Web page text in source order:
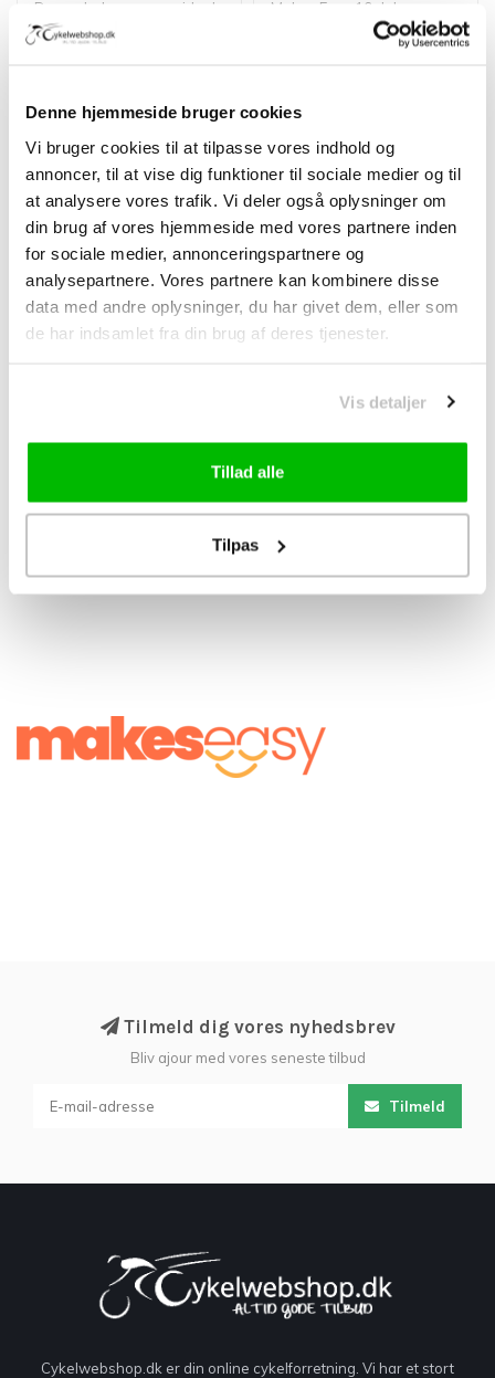
Denne hjemmeside bruger cookies
Vi bruger cookies til at tilpasse vores indhold og
annoncer, til at vise dig funktioner til sociale medier og til
at analysere vores trafik. Vi deler også oplysninger om
din brug af vores hjemmeside med vores partnere inden
for sociale medier, annonceringspartnere og
analysepartnere. Vores partnere kan kombinere disse
data med andre oplysninger, du har givet dem, eller som
de har indsamlet fra din brug af deres tjenester.
Vis detaljer
Tillad alle
Tilpas
Denne halsvarmer er ideel
til de kolde dage. Sikrer at
Makes Easy 16 dele
Multiværktøj er specielt
TILBUD -45%
Med Makes Easy dækjern /
og effektivt udskifte dit ..
Tilmeld dig vores nyhedsbrev
Bliv ajour med vores seneste tilbud
Tilmeld
Cykelwebshop.dk er din online cykelforretning. Vi har et stort